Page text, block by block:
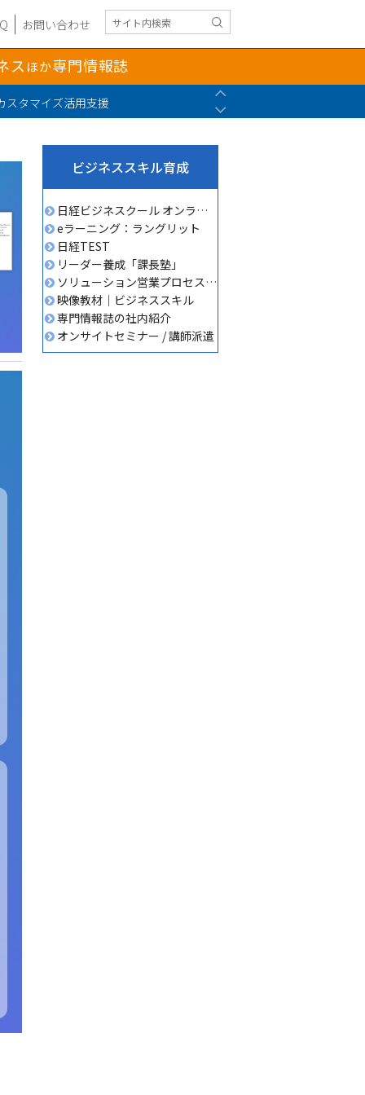
お問い合わせ
スほか専門情報誌
スタマイズ活用支援
Previous
Next
ビジネススキル育成
日経ビジネスクール オンライン講座
eラーニング：ラングリット
日経TEST
リーダー養成「課長塾」
ソリューション営業プロセス研修
映像教材｜ビジネススキル
専門情報誌の社内紹介
オンサイトセミナー / 講師派遣